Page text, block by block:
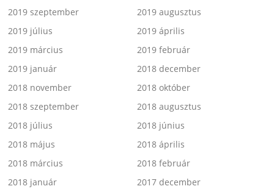
2019 szeptember
2019 augusztus
2019 július
2019 április
2019 március
2019 február
2019 január
2018 december
2018 november
2018 október
2018 szeptember
2018 augusztus
2018 július
2018 június
2018 május
2018 április
2018 március
2018 február
2018 január
2017 december